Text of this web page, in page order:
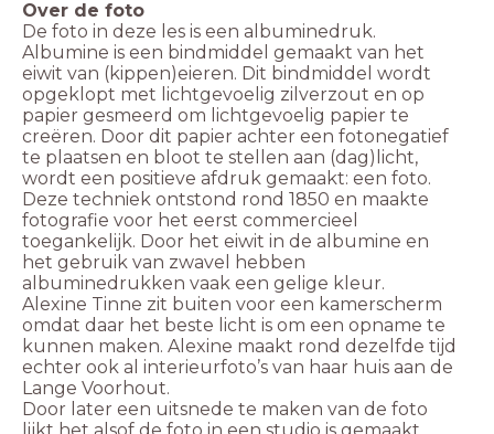
De foto in deze les is een albuminedruk.
Albumine is een bindmiddel gemaakt van het
eiwit van (kippen)eieren. Dit bindmiddel wordt
opgeklopt met lichtgevoelig zilverzout en op
papier gesmeerd om lichtgevoelig papier te
creëren. Door dit papier achter een fotonegatief
te plaatsen en bloot te stellen aan (dag)licht,
wordt een positieve afdruk gemaakt: een foto.
Deze techniek ontstond rond 1850 en maakte
fotografie voor het eerst commercieel
toegankelijk. Door het eiwit in de albumine en
het gebruik van zwavel hebben
Alexine Tinne zit buiten voor een kamerscherm
omdat daar het beste licht is om een opname te
kunnen maken. Alexine maakt rond dezelfde tijd
echter ook al interieurfoto’s van haar huis aan de
Door later een uitsnede te maken van de foto